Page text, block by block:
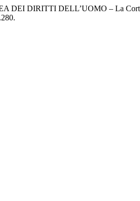
DEI DIRITTI DELL’UOMO ‒ La